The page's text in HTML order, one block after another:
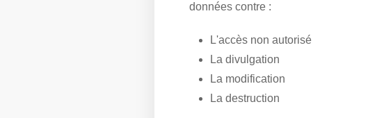
données contre :
L'accès non autorisé
La divulgation
La modification
La destruction